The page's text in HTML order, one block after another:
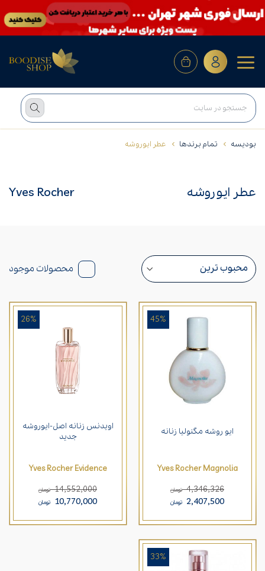
بودیسه تمام برندها عطر ایوروشه
عطر ایوروشه Yves Rocher
محصولات موجود
45%
ایو روشه مگنولیا زنانه
Yves Rocher Magnolia
4,346,326 تومان
2,407,500 تومان
26%
اویدنس زنانه اصل-ایوروشه
جدید
Yves Rocher Evidence
14,552,000 تومان
10,770,000 تومان
33%